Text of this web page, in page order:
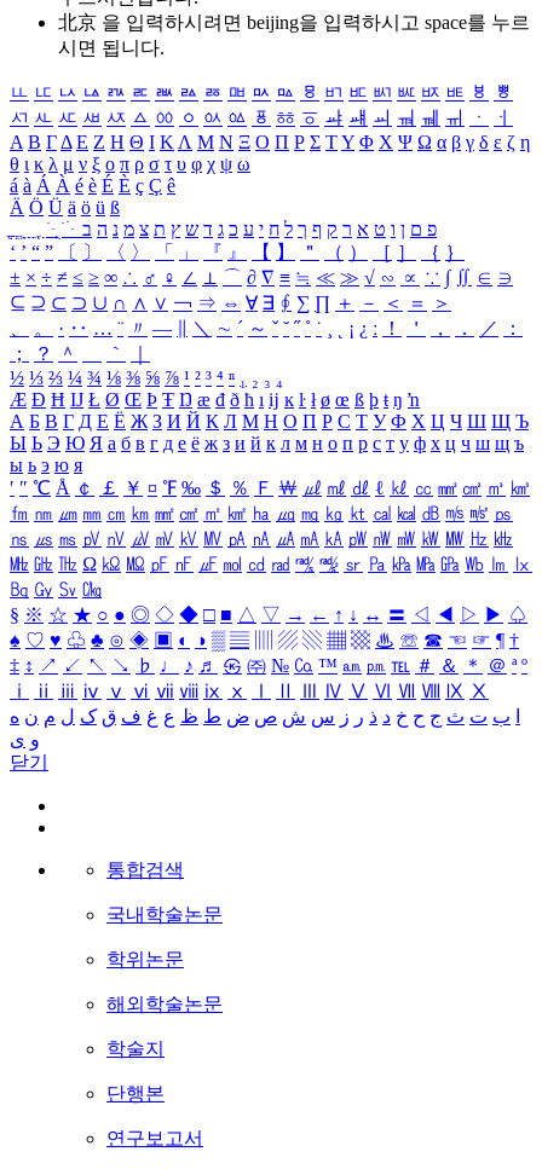
北京 을 입력하시려면 beijing을 입력하시고 space를 누르
시면 됩니다.
ㅥ ㅦ ㅧ ㅨ ㅩ ㅪ ㅫ ㅬ ㅭ ㅮ ㅯ ㅰ ㅱ ㅲ ㅳ ㅴ ㅵ ㅶ ㅷ ㅸ
ㅹ
ㅺ ㅻ ㅼ ㅽ ㅾ ㅿ ㆀ ㆁ ㆂ ㆃ ㆄ ㆅ ㆆ ㆇ ㆈ ㆉ ㆊ ㆋ ㆌ ㆍ
ㆎ
Α Β ΓΔ Ε Ζ Η Θ Ι ΚΛ Μ Ν Ξ Ο Π Ρ Σ ΤΥ Φ Χ Ψ Ω α β γ δ ε ζ η
θ ι κ λ μ ν ξ ο π ρ σ τ υ φ χ ψ ω
á à Á À é è É È ç Ç ê
Ä Ö Ü ä ö ü ß
ִֶֹ ֻּ ׁׂ פ ם ן ו ט א ר ק ף ך ל ח י ע כ ג ד ש ץ ת צ מ נ ה ב
‘ ’ “ ” 〔 〕 〈 〉 「 」 『 』 【 】 ＂ （ ） ［ ］ ｛ ｝
± × ÷ ≠ ≤ ≥ ∞ ∴ ♂ ♀ ∠ ⊥ ⌒ ∂ ∇ ≡ ≒ ≪ ≫ √ ∽ ∝ ∵ ∫ ∬ ∈ ∋
⊆ ⊇ ⊂ ⊃ ∪ ∩ ∧ ∨ ￢ ⇒ ⇔ ∀ ∃ ∮ ∑ ∏ ＋ － ＜ ＝
＞
、
。 · ‥ … ¨ 〃 ― ＼ ∼ ´ ～ ˇ ˘ ˝ ˚ ˙ ¸ ¡ ¿ ː ！ ＇ ， ． ／
：
；
？ ＾ ｀
½ ⅓ ⅔ ¼ ¾ ⅛ ⅜ ⅝ ⅞ ¹ ² ³ ⁴ ⁿ ₁ ₂ ₃ ₄
Æ Ð Ħ Ĳ Ł Ø Œ Þ Ŧ Ŋ æ đ ð ħ ı ĳ ĸ ŀ ł ø œ ß þ ŧ ŋ ŉ
А Б В Г Д Е Ё Ж З И Й К Л М Н О П Р С Т У Ф Х Ц Ч Ш Щ Ъ
Ы Ь Э Ю Я а б в г д е ё ж з и й к л м н о п р с т у ф х ц ч ш щ ъ
ы ь э ю я
′ ″ ℃ Å ￠ ￡ ￥ ¤ ℉ ‰ ＄ ％ Ｆ ￦ ㎕ ㎖ ㎗ ℓ ㎘ ㏄ ㎣ ㎤ ㎥ ㎦
㎙ ㎚ ㎛ ㎜ ㎝ ㎞ ㎟ ㎠ ㎡ ㎢ ㏊ ㎍ ㎎ ㎏ ㏏ ㎈ ㎉ ㏈ ㎧ ㎨ ㎰
㎱ ㎲ ㎳ ㎴ ㎵ ㎶ ㎷ ㎸ ㎹ ㎀ ㎁ ㎂ ㎃ ㎄ ㎺ ㎻ ㎽ ㎾ ㎿ ㎐ ㎑
㎒ ㎓ ㎔ Ω ㏀ ㏁ ㎊ ㎋ ㎌ ㏖ ㏅ ㎭ ㎮ ㎯ ㏛ ㎩ ㎪ ㎫ ㎬ ㏝ ㏐
㏓
㏃ ㏉ ㏜ ㏆
§ ※ ☆ ★ ○ ● ◎ ◇ ◆ □ ■ △ ▽ → ← ↑ ↓ ↔ 〓 ◁ ◀ ▷ ▶ ♤
♠ ♡ ♥ ♧ ♣ ⊙ ◈ ▣ ◐ ◑ ▒ ▤ ▨ ▧ ▦ ▩ ♨ ☏ ☎ ☜ ☞ ¶ †
‡ ↕ ↗ ↙ ↖ ↘ ♭ ♩ ♪ ♬ ㉿ ㈜ № ㏇ ™ ㏂ ㏘ ℡ ＃ ＆ ＊ ＠ ª º
ⅰ
ⅱ ⅲ ⅳ ⅴ ⅵ ⅶ ⅷ ⅸ ⅹ Ⅳ Ⅴ Ⅵ Ⅶ Ⅷ Ⅸ Ⅹ
ب ت ث ج ح خ د ذ ر ز س ش ص ض ط ظ ع غ ف ق ک ل م ن ه
و ی
닫기
통합검색
국내학술논문
학위논문
해외학술논문
학술지
단행본
연구보고서